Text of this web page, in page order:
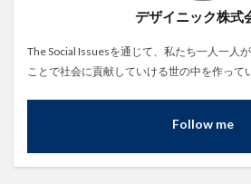
デザイニック株式
The Social Issuesを通じて、私たち一人一人
ことで社会に貢献していける世の中を作って
Follow me